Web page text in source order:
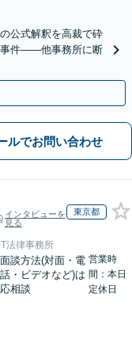
公式解釈を高裁で砕
事件——他事務所に断
ルでお問い合わせ
インタビューを
見る
東京都
法律事務所
面談方法(対面・電
話・ビデオなど)は
応相談
営業時
間：本日
定休日